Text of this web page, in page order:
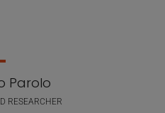
Parolo
RESEARCHER